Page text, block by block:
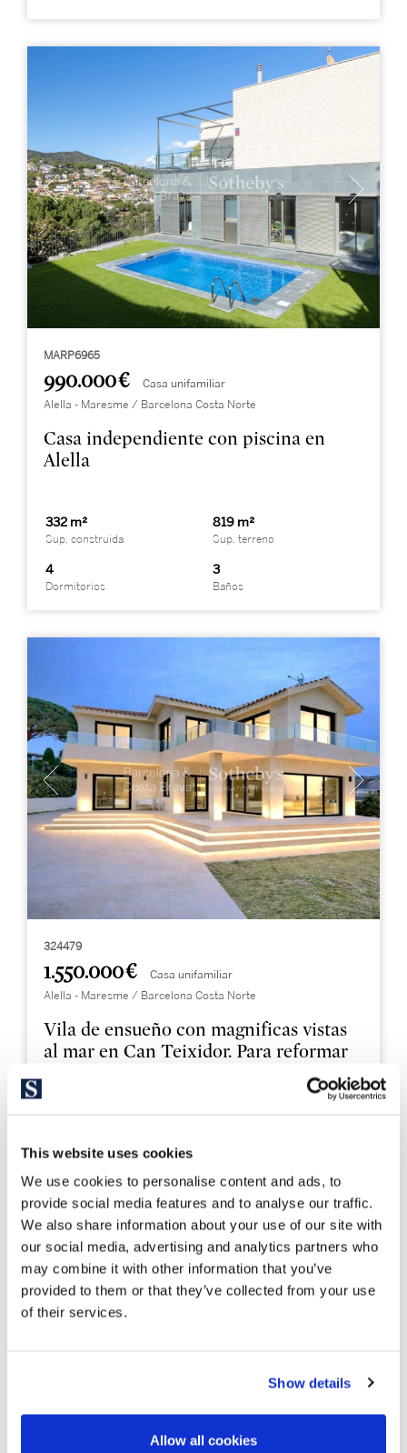
This website uses cookies
We use cookies to personalise content and ads, to
provide social media features and to analyse our traffic.
We also share information about your use of our site with
our social media, advertising and analytics partners who
may combine it with other information that you’ve
provided to them or that they’ve collected from your use
of their services.
Show details
Allow all cookies
MARP6965
990.000 € Casa unifamiliar
Alella - Maresme / Barcelona Costa Norte
Casa independiente con piscina en
Alella
332 m²
Sup. construida
819 m²
Sup. terreno
4
Dormitorios
3
Baños
324479
1.550.000 € Casa unifamiliar
Alella - Maresme / Barcelona Costa Norte
Vila de ensueño con magnificas vistas
al mar en Can Teixidor. Para reformar
4
Dormitorios Baños